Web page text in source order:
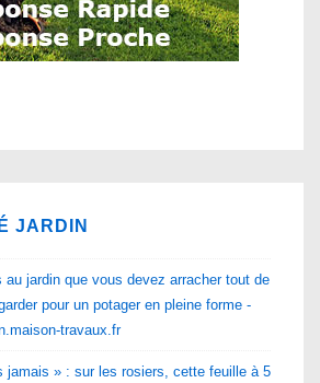
JARDIN
au jardin que vous devez arracher tout de
pour un potager en pleine forme -
travaux.fr
jamais » : sur les rosiers, cette feuille à 5